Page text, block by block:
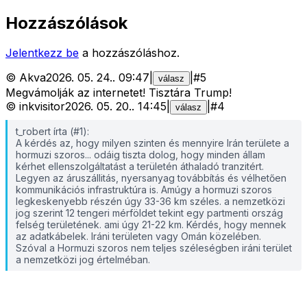
Hozzászólások
Jelentkezz be a hozzászóláshoz.
© Akva2026. 05. 24.. 09:47 válasz #5
Megvámolják az internetet! Tisztára Trump!
© inkvisitor2026. 05. 20.. 14:45 válasz #4
t_robert írta (#1):
A kérdés az, hogy milyen szinten és mennyire Irán területe a
hormuzi szoros... odáig tiszta dolog, hogy minden állam
kérhet ellenszolgáltatást a területén áthaladó tranzitért.
Legyen az áruszállitás, nyersanyag továbbítás és vélhetően
kommunikációs infrastruktúra is. Amúgy a hormuzi szoros
legkeskenyebb részén úgy 33-36 km széles. a nemzetközi
jog szerint 12 tengeri mérföldet tekint egy partmenti ország
felség területének. ami úgy 21-22 km. Kérdés, hogy mennek
az adatkábelek. Iráni területen vagy Omán közelében.
Szóval a Hormuzi szoros nem teljes széleségben iráni terület
a nemzetközi jog értelméban.